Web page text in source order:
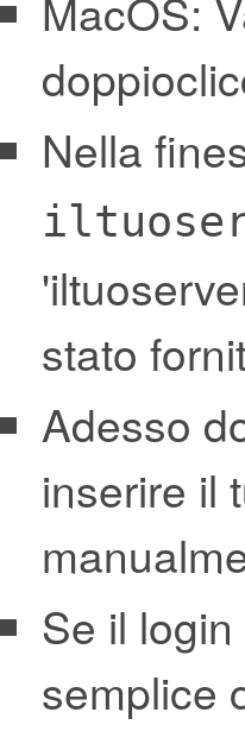
Nella
stato
Adesso
inserire il
Se il
semplice